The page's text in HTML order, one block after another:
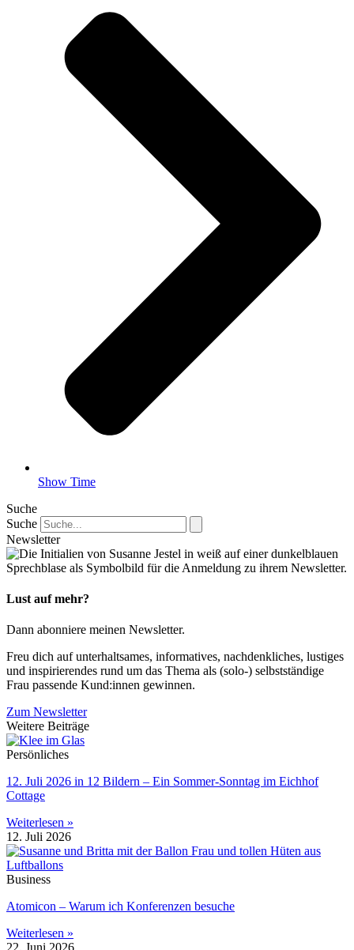
Show Time
Suche
Suche
Newsletter
Lust auf mehr?
Dann abonniere meinen News­letter.
Freu dich auf unterhaltsames, informatives, nachdenkliches, lustiges
und inspirierendes rund um das Thema als (solo-) selbstständige
Frau passende Kund:innen gewinnen.
Zum Newsletter
Weitere Beiträge
Persönliches
12. Juli 2026 in 12 Bildern – Ein Sommer-Sonntag im Eichhof
Cottage
Weiterlesen »
12. Juli 2026
Business
Atomicon – Warum ich Konferenzen besuche
Weiterlesen »